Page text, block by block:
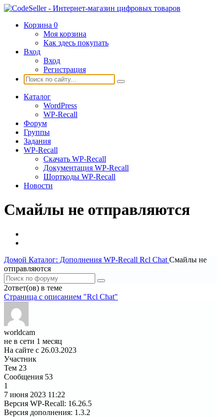
Корзина 0
Моя корзина
Как здесь покупать
Вход
Вход
Регистрация
Каталог
WordPress
WP-Recall
Форум
Группы
Задания
WP-Recall
Скачать WP-Recall
Документация WP-Recall
Шорткоды WP-Recall
Новости
Смайлы не отправляются
Домой Каталог: Дополнения WP-Recall Rcl Chat Смайлы не
отправляются
2ответ(ов) в теме
Страница c описанием "Rcl Chat"
worldcam
не в сети 1 месяц
На сайте с 26.03.2023
Участник
Тем 23
Сообщения 53
1
7 июня 2023 11:22
Версия WP-Recall: 16.26.5
Версия дополнения: 1.3.2